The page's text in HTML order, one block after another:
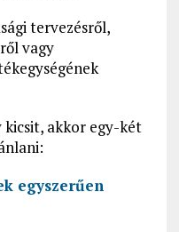
tervezésről,
vagy
kicsit, akkor egy-két
egyszerűen